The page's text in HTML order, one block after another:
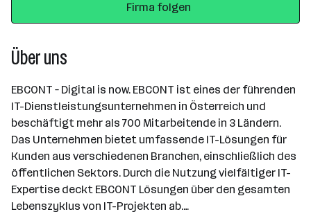
Firma folgen
Über uns
EBCONT – Digital is now. EBCONT ist eines der führenden
IT-Dienstleistungsunternehmen in Österreich und
beschäftigt mehr als 700 Mitarbeitende in 3 Ländern.
Das Unternehmen bietet umfassende IT-Lösungen für
Kunden aus verschiedenen Branchen, einschließlich des
öffentlichen Sektors. Durch die Nutzung vielfältiger IT-
Expertise deckt EBCONT Lösungen über den gesamten
Lebenszyklus von IT-Projekten ab.…